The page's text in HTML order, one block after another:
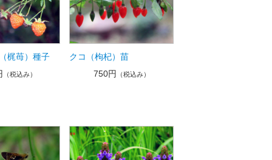
梶苺）種子
（税込み）
クコ（枸杞）苗
750円
（税込み）